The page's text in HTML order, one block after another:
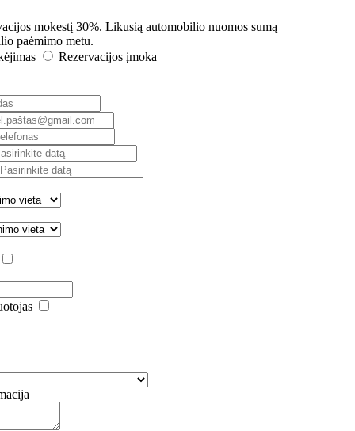
mokestį 30%. Likusią automobilio nuomos sumą
paėmimo metu.
Rezervacijos įmoka